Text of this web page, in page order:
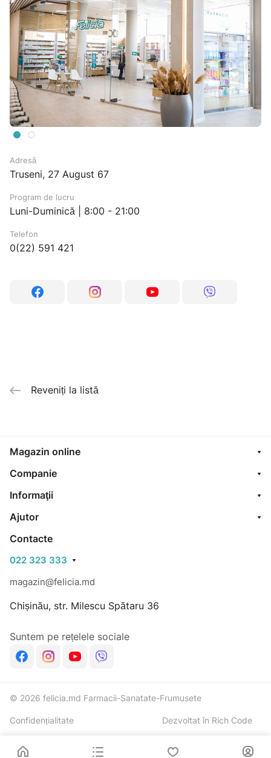
Adresă
Truseni, 27 August 67
Program de lucru
Luni-Duminică | 8:00 - 21:00
Telefon
0(22) 591 421
Reveniți la listă
Magazin online
Companie
Informaţii
Ajutor
Contacte
022 323 333
magazin@felicia.md
Chișinău, str. Milescu Spătaru 36
Suntem pe rețelele sociale
© 2026 felicia.md Farmacii-Sanatate-Frumusete
Confidențialitate Dezvoltat în Rich Code